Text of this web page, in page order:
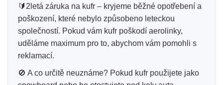
🔰2letá záruka na kufr – kryjeme běžné opotřebení a
poškození, které nebylo způsobeno leteckou
společností. Pokud vám kufr poškodí aerolinky,
uděláme maximum pro to, abychom vám pomohli s
reklamací.
🚫 A co určitě neuznáme? Pokud kufr použijete jako